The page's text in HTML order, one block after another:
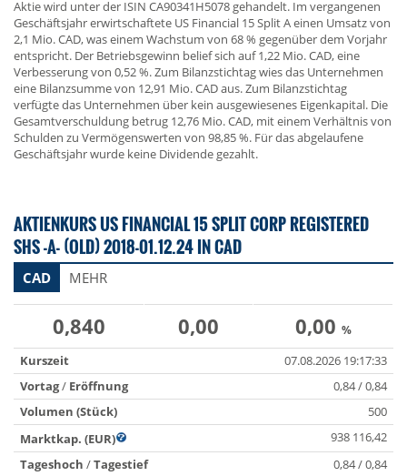
Aktie wird unter der ISIN CA90341H5078 gehandelt. Im vergangenen
Geschäftsjahr erwirtschaftete US Financial 15 Split A einen Umsatz von
2,1 Mio. CAD, was einem Wachstum von 68 % gegenüber dem Vorjahr
entspricht. Der Betriebsgewinn belief sich auf 1,22 Mio. CAD, eine
Verbesserung von 0,52 %. Zum Bilanzstichtag wies das Unternehmen
eine Bilanzsumme von 12,91 Mio. CAD aus. Zum Bilanzstichtag
verfügte das Unternehmen über kein ausgewiesenes Eigenkapital. Die
Gesamtverschuldung betrug 12,76 Mio. CAD, mit einem Verhältnis von
Schulden zu Vermögenswerten von 98,85 %. Für das abgelaufene
Geschäftsjahr wurde keine Dividende gezahlt.
AKTIENKURS US FINANCIAL 15 SPLIT CORP REGISTERED
SHS -A- (OLD) 2018-01.12.24 IN CAD
CAD MEHR
0,840 0,00 0,00 %
Kurszeit
07.08.2026 19:17:33
Vortag/ Eröffnung
0,84 / 0,84
Volumen (Stück)
500
Marktkap. (EUR)
938 116,42
Tageshoch /Tagestief
0,84 / 0,84